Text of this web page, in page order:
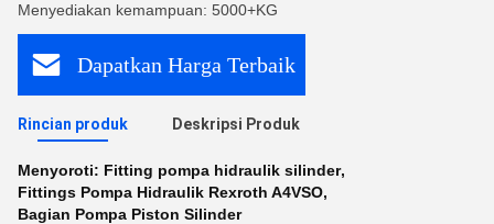
Menyediakan kemampuan: 5000+KG
Dapatkan Harga Terbaik
Rincian produk Deskripsi Produk
Menyoroti: Fitting pompa hidraulik silinder,
Fittings Pompa Hidraulik Rexroth A4VSO,
Bagian Pompa Piston Silinder